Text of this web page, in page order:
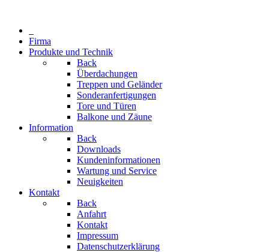
Firma
Produkte und Technik
Back
Überdachungen
Treppen und Geländer
Sonderanfertigungen
Tore und Türen
Balkone und Zäune
Information
Back
Downloads
Kundeninformationen
Wartung und Service
Neuigkeiten
Kontakt
Back
Anfahrt
Kontakt
Impressum
Datenschutzerklärung